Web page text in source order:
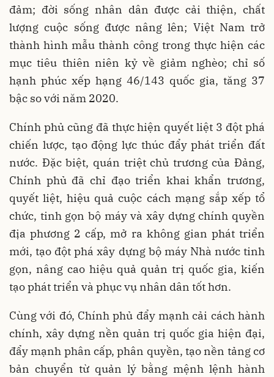
đảm; đời sống nhân dân được cải thiện, chất
lượng cuộc sống được nâng lên; Việt Nam trở
thành hình mẫu thành công trong thực hiện các
mục tiêu thiên niên kỷ về giảm nghèo; chỉ số
hạnh phúc xếp hạng 46/143 quốc gia, tăng 37
bậc so với năm 2020.
Chính phủ cũng đã thực hiện quyết liệt 3 đột phá
chiến lược, tạo động lực thúc đẩy phát triển đất
nước. Đặc biệt, quán triệt chủ trương của Đảng,
Chính phủ đã chỉ đạo triển khai khẩn trương,
quyết liệt, hiệu quả cuộc cách mạng sắp xếp tổ
chức, tinh gọn bộ máy và xây dựng chính quyền
địa phương 2 cấp, mở ra không gian phát triển
mới, tạo đột phá xây dựng bộ máy Nhà nước tinh
gọn, nâng cao hiệu quả quản trị quốc gia, kiến
tạo phát triển và phục vụ nhân dân tốt hơn.
Cùng với đó, Chính phủ đẩy mạnh cải cách hành
chính, xây dựng nền quản trị quốc gia hiện đại,
đẩy mạnh phân cấp, phân quyền, tạo nền tảng cơ
bản chuyển từ quản lý bằng mệnh lệnh hành